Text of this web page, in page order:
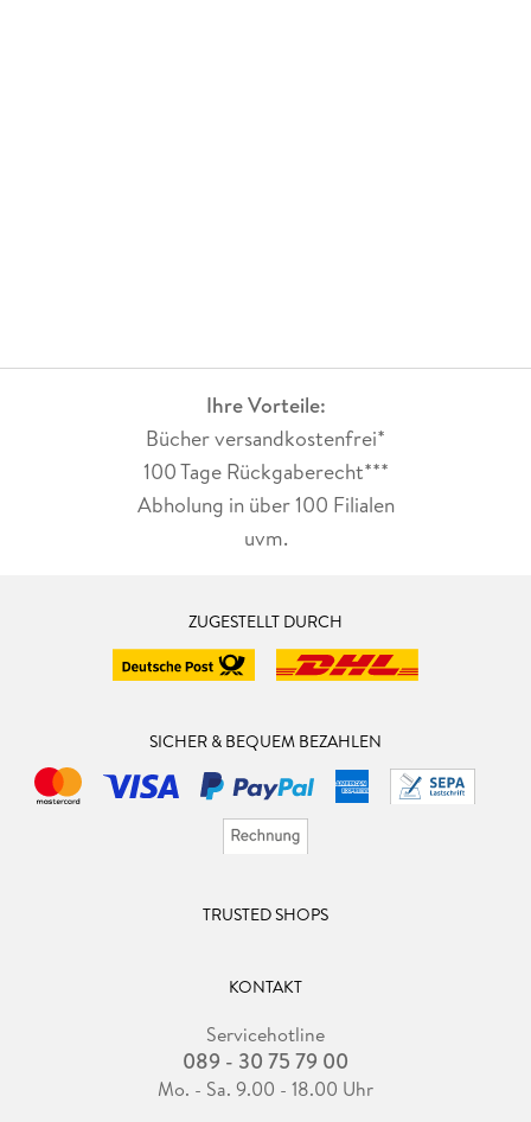
Ihre Vorteile:
Bücher versandkostenfrei*
100 Tage Rückgaberecht***
Abholung in über 100 Filialen
uvm.
ZUGESTELLT DURCH
SICHER & BEQUEM BEZAHLEN
TRUSTED SHOPS
KONTAKT
Servicehotline
089 - 30 75 79 00
Mo. - Sa. 9.00 - 18.00 Uhr